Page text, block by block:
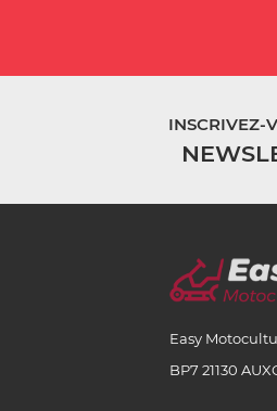
INSCRIVEZ-
Easy
BP7 21130